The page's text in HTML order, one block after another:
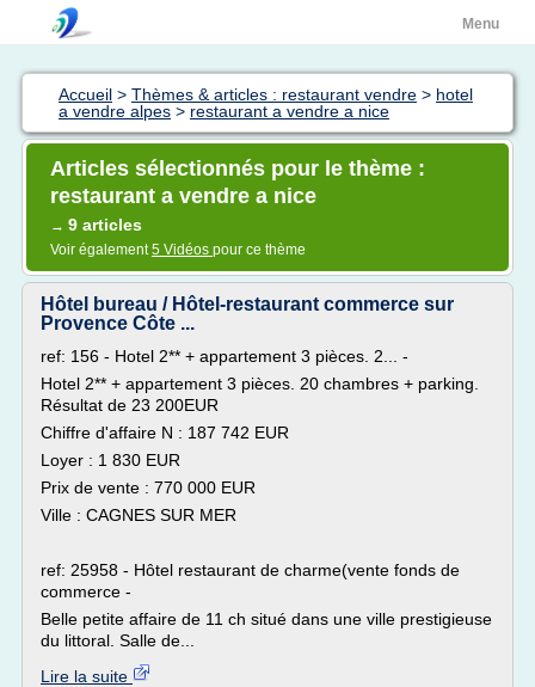
Menu
Accueil > Thèmes & articles : restaurant vendre > hotel
a vendre alpes > restaurant a vendre a nice
Articles sélectionnés pour le thème :
restaurant a vendre a nice
→ 9 articles
Voir également5 Vidéos pour ce thème
Hôtel bureau / Hôtel-restaurant commerce sur
Provence Côte ...
ref: 156 - Hotel 2** + appartement 3 pièces. 2... -
Hotel 2** + appartement 3 pièces. 20 chambres + parking.
Résultat de 23 200EUR
Chiffre d'affaire N : 187 742 EUR
Loyer : 1 830 EUR
Prix de vente : 770 000 EUR
Ville : CAGNES SUR MER
ref: 25958 - Hôtel restaurant de charme(vente fonds de
commerce -
Belle petite affaire de 11 ch situé dans une ville prestigieuse
du littoral. Salle de...
Lire la suite